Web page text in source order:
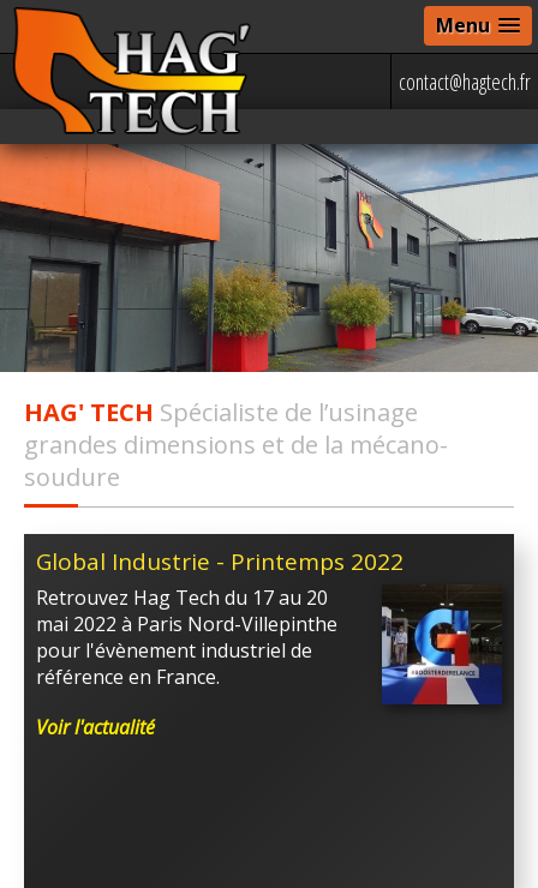
Menu
contact@hagtech.fr
HAG' TECH Spécialiste de l’usinage
grandes dimensions et de la mécano-
soudure
Global Industrie - Printemps 2022
Retrouvez Hag Tech du 17 au 20
mai 2022 à Paris Nord-Villepinthe
pour l'évènement industriel de
référence en France.
Voir l'actualité